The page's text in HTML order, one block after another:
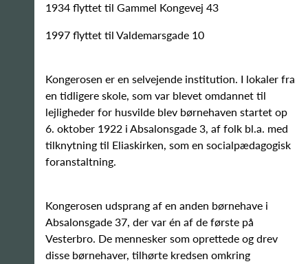
1934 flyttet til Gammel Kongevej 43
1997 flyttet til Valdemarsgade 10
Kongerosen er en selvejende institution. I lokaler fra
en tidligere skole, som var blevet omdannet til
lejligheder for husvilde blev børnehaven startet op
6. oktober 1922 i Absalonsgade 3, af folk bl.a. med
tilknytning til Eliaskirken, som en socialpædagogisk
foranstaltning.
Kongerosen udsprang af en anden børnehave i
Absalonsgade 37, der var én af de første på
Vesterbro. De mennesker som oprettede og drev
disse børnehaver, tilhørte kredsen omkring